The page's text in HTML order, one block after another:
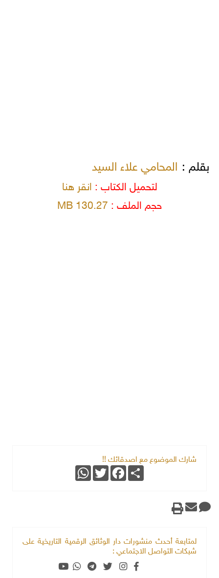
بقلم : المحامي علاء السيد
لتحميل الكتاب :انقر هنا
حجم الملف : 130.27 MB
شارك الموضوع مع اصدقائك !!
Share
Facebook
Twitter
WhatsApp
لمتابعة أحدث منشورات دار الوثائق الرقمية التاريخية على
شبكات التواصل الاجتماعي :